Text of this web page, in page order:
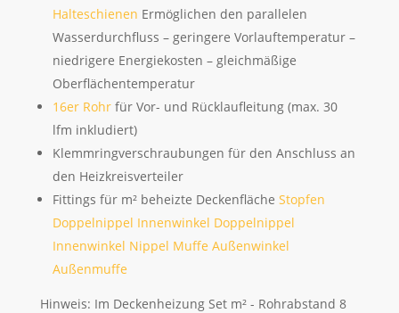
Halteschienen Ermöglichen den parallelen
Wasserdurchfluss – geringere Vorlauftemperatur –
niedrigere Energiekosten – gleichmäßige
Oberflächentemperatur
16er Rohr für Vor- und Rücklaufleitung (max. 30
lfm inkludiert)
Klemmringverschraubungen für den Anschluss an
den Heizkreisverteiler
Fittings für m² beheizte Deckenfläche Stopfen
Doppelnippel Innenwinkel Doppelnippel
Innenwinkel Nippel Muffe Außenwinkel
Außenmuffe
Hinweis: Im Deckenheizung Set m² - Rohrabstand 8